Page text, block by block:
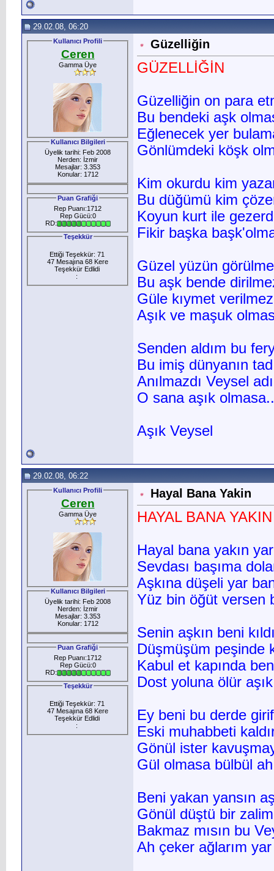
29.02.08, 06:20
Kullanıcı Profili
Ceren
Gamma Üye
Kullanıcı Bilgileri
Üyelik tarihi: Feb 2008
Nerden: İzmir
Mesajlar: 3.353
Konular: 1712
Puan Grafiği
Rep Puanı:1712
Rep Gücü:0
RD:
Teşekkür
Ettiği Teşekkür: 71
47 Mesajına 68 Kere
Teşekkür Edlidi
:
Güzelliğin
GÜZELLİĞİN
Güzelliğin on para
Bu bendeki aşk
Eğlenecek yer
Gönlümdeki köşk
Kim okurdu kim
Bu düğümü kim
Koyun kurt ile
Fikir başka
Güzel yüzün
Bu aşk bende
Güle kıymet
Aşık ve maşuk
Senden aldım bu
Bu imiş dünyanın
Anılmazdı Veysel adı
O sana aşık
Aşık Veysel
29.02.08, 06:22
Kullanıcı Profili
Ceren
Gamma Üye
Kullanıcı Bilgileri
Üyelik tarihi: Feb 2008
Nerden: İzmir
Mesajlar: 3.353
Konular: 1712
Puan Grafiği
Rep Puanı:1712
Rep Gücü:0
RD:
Teşekkür
Ettiği Teşekkür: 71
47 Mesajına 68 Kere
Teşekkür Edlidi
:
Hayal Bana Yakin
HAYAL BANA YAKIN
Hayal bana yakın
Sevdası başıma
Aşkına düşeli yar
Yüz bin öğüt versen
Senin aşkın beni
Düşmüşüm peşinde
Kabul et kapında
Dost yoluna ölür
Ey beni bu derde
Eski muhabbeti
Gönül ister
Gül olmasa bülbül
Beni yakan yansın
Gönül düştü bir
Bakmaz mısın bu
Ah çeker ağlarım